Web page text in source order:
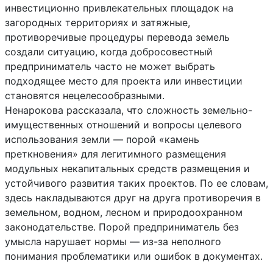
инвестиционно привлекательных площадок на
загородных территориях и затяжные,
противоречивые процедуры перевода земель
создали ситуацию, когда добросовестный
предприниматель часто не может выбрать
подходящее место для проекта или инвестиции
становятся нецелесообразными.
‎‎Ненарокова рассказала, что сложность земельно-
имущественных отношений и вопросы целевого
использования земли — порой «камень
преткновения» для легитимного размещения
модульных некапитальных средств размещения и
устойчивого развития таких проектов. По ее словам,
здесь накладываются друг на друга противоречия в
земельном, водном, лесном и природоохранном
законодательстве. Порой предприниматель без
умысла нарушает нормы — из-за неполного
понимания проблематики или ошибок в документах.